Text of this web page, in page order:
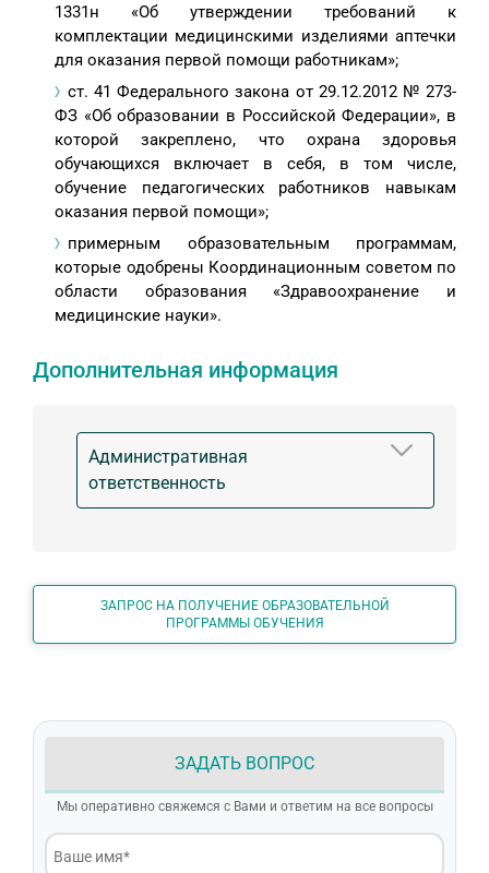
1331н «Об утверждении требований к
комплектации медицинскими изделиями аптечки
для оказания первой помощи работникам»;
ст. 41 Федерального закона от 29.12.2012 № 273-
ФЗ «Об образовании в Российской Федерации», в
которой закреплено, что охрана здоровья
обучающихся включает в себя, в том числе,
обучение педагогических работников навыкам
оказания первой помощи»;
примерным образовательным программам,
которые одобрены Координационным советом по
области образования «Здравоохранение и
медицинские науки».
Дополнительная информация
Административная
ответственность
ЗАПРОС НА ПОЛУЧЕНИЕ ОБРАЗОВАТЕЛЬНОЙ
ПРОГРАММЫ ОБУЧЕНИЯ
ЗАДАТЬ ВОПРОС
Мы оперативно свяжемся с Вами и ответим на все вопросы